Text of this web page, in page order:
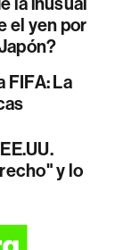
el yen por
FIFA: La
y lo